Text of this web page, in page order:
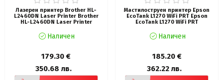
Лазерен принтер Brother HL-
L2460DN Laser Printer Brother
HL-L2460DN Laser Printer
Наличен
179.30 €
350.68 лв.
Мастилоструен принтер Epson
EcoTank L1270 WiFi PRT Epson
EcoTank L1270 WiFi PRT
Наличен
185.20 €
362.22 лв.